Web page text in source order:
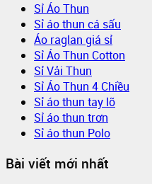
Sỉ Áo Thun
Sỉ áo thun cá sấu
Áo raglan giá sỉ
Sỉ Áo Thun Cotton
Sỉ Vải Thun
Sỉ Áo Thun 4 Chiều
Sỉ áo thun tay lỡ
Sỉ áo thun trơn
Sỉ áo thun Polo
Bài viết mới nhất